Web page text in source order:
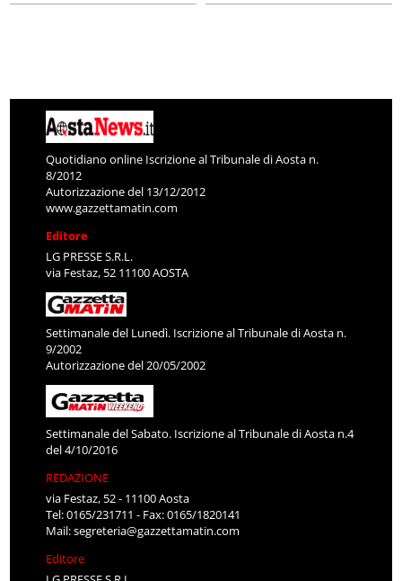
Quotidiano online Iscrizione al Tribunale di Aosta n.
8/2012
Autorizzazione del 13/12/2012
www.gazzettamatin.com
Editore
LG PRESSE S.R.L.
via Festaz, 52 11100 AOSTA
Settimanale del Lunedì. Iscrizione al Tribunale di Aosta n.
9/2002
Autorizzazione del 20/05/2002
Settimanale del Sabato. Iscrizione al Tribunale di Aosta n.4
del 4/10/2016
REDAZIONE
via Festaz, 52 - 11100 Aosta
Tel: 0165/231711 - Fax: 0165/1820141
Mail:segreteria@gazzettamatin.com
Editore